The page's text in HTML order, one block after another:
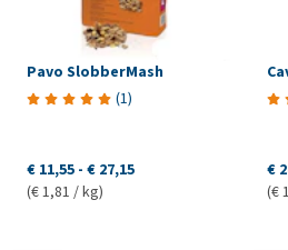
Pavo SlobberMash
(1)
€ 11,55 - € 27,15
(€ 1,81 / kg)
€
(€